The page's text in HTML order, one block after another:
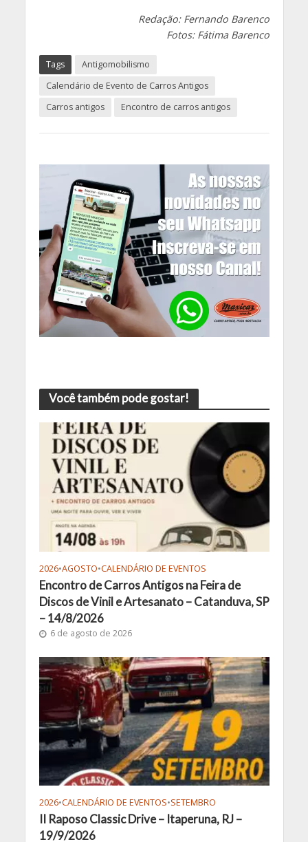
Redação: Fernando Barenco
Fotos: Fátima Barenco
Tags
Antigomobilismo
Calendário de Evento de Carros Antigos
Carros antigos
Encontro de carros antigos
Você também pode gostar!
2026•AGOSTO•CALENDÁRIO DE EVENTOS
Encontro de Carros Antigos na Feira de
Discos de Vinil e Artesanato – Catanduva, SP
– 14/8/2026
6 de agosto de 2026
2026•CALENDÁRIO DE EVENTOS•SETEMBRO
II Raposo Classic Drive – Itaperuna, RJ –
19/9/2026